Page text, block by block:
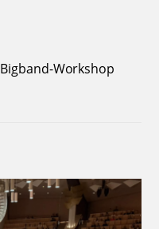
Bigband-Workshop